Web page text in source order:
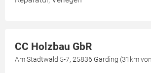
CC Holzbau GbR
Am Stadtwald 5-7, 25836 Garding (31km